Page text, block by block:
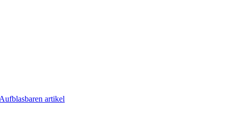
Aufblasbaren artikel